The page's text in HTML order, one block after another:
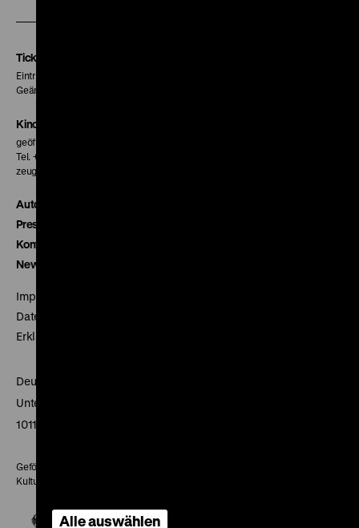
Tickets
Eintritt 5 €
Geänderte Preise sind im Programm vermerkt.
Kinokasse
geöffnet 30 Minuten vor Beginn der ersten Vorstellung
Tel. + 49 30 20304-770
zeughauskino@dhm.de
Autor*innen
Presse
Kontakt
Newsletter
Impressum
Datenschutz
Erklärung digitale Barrierefreiheit
Deutsches Historisches Museum
Unter den Linden 2
10117 Berlin
Gefördert mit Mitteln des Beauftragten der Bundesregierung für
Kultur und Medien
Alle auswählen